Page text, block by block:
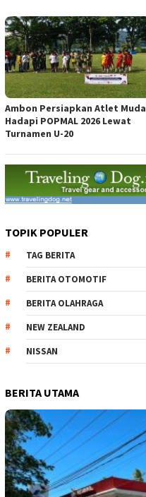
Ambon Persiapkan Atlet Muda
Hadapi POPMAL 2026 Lewat
Turnamen U-20
TOPIK POPULER
TAG BERITA
BERITA OTOMOTIF
BERITA OLAHRAGA
NEW ZEALAND
NISSAN
BERITA UTAMA